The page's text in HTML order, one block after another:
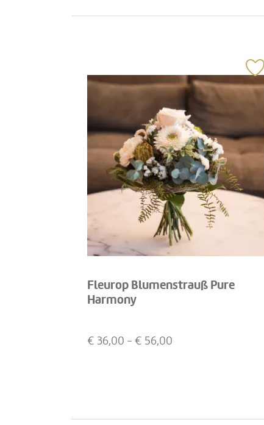
Fleurop Blumenstrauß Pure
Harmony
€ 36,00 - € 56,00